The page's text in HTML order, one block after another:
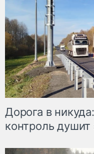
Дорога в
контроль